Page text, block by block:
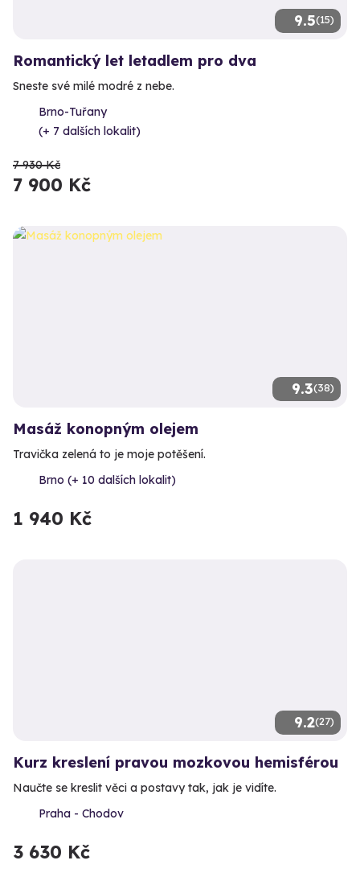
9.5(15)
Romantický let letadlem pro dva
Sneste své milé modré z nebe.
Brno-Tuřany
(+ 7 dalších lokalit)
7 930 Kč
7 900 Kč
9.3(38)
Masáž konopným olejem
Travička zelená to je moje potěšení.
Brno (+ 10 dalších lokalit)
1 940 Kč
9.2(27)
Kurz kreslení pravou mozkovou hemisférou
Naučte se kreslit věci a postavy tak, jak je vidíte.
Praha - Chodov
3 630 Kč